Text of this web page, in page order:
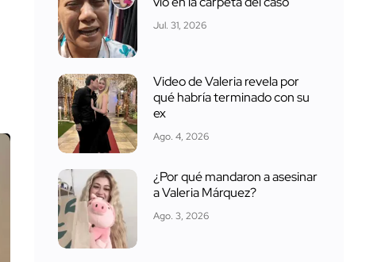
Jul. 31, 2026
Video de Valeria revela por
qué habría terminado con su
ex
Ago. 4, 2026
¿Por qué mandaron a asesinar
a Valeria Márquez?
Ago. 3, 2026